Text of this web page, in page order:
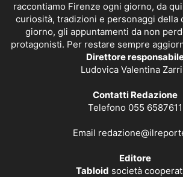
raccontiamo Firenze ogni giorno, da
curiosità, tradizioni e personaggi della
giorno, gli appuntamenti da non
protagonisti. Per restare sempre
Direttore
Ludovica Valentina
Contatti Redazione
Telefono 055 6587611
Email
Editore
Tabloid società